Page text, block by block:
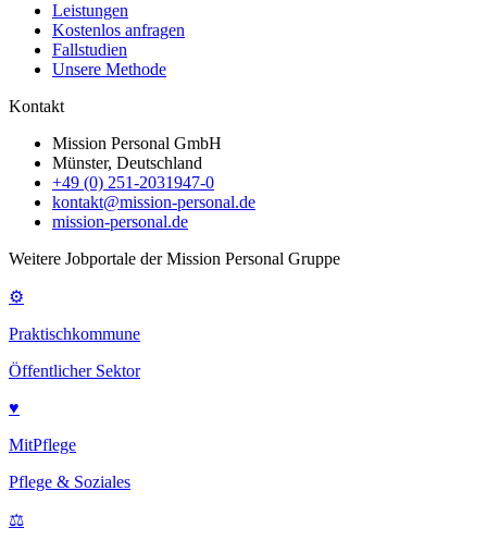
Leistungen
Kostenlos anfragen
Fallstudien
Unsere Methode
Kontakt
Mission Personal GmbH
Münster, Deutschland
+49 (0) 251-2031947-0
kontakt@mission-personal.de
mission-personal.de
Weitere Jobportale der Mission Personal Gruppe
⚙
Praktischkommune
Öffentlicher Sektor
♥
MitPflege
Pflege & Soziales
⚖